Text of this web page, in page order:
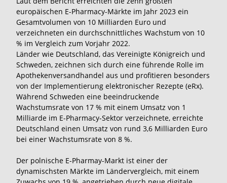
europäischen E-Pharmacy-Märkte im Jahr 2023 ein
Gesamtvolumen von 10 Milliarden Euro und
verzeichneten ein durchschnittliches Wachstum von 10
% im Vergleich zum Vorjahr 2022.
Länder wie Deutschland, das Vereinigte Königreich und
Schweden, zeichnen sich durch eine führende Rolle im
Apothekenversandhandel aus und profitieren besonders
von der Implementierung elektronischer Rezepte (eRx).
Während Schweden eine beeindruckende
Wachstumsrate von 17 % mit einem Umsatz von 1
Milliarde im E-Pharmacy-Sektor verzeichnete, erreichte
Deutschland einen Umsatz von rund 3,6 Milliarden Euro
bei einer Wachstumsrate von 8 %.
Der polnische E-Pharmay-Markt ist einer der
dynamischsten Märkte im Ländervergleich, mit einem